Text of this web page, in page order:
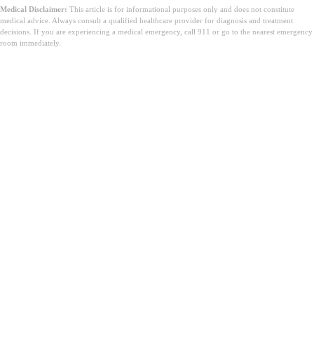
Medical Disclaimer: This article is for informational purposes only and does not constitute
medical advice. Always consult a qualified healthcare provider for diagnosis and treatment
decisions. If you are experiencing a medical emergency, call 911 or go to the nearest emergency
room immediately.